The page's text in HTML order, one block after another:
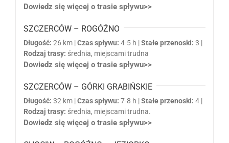
Dowiedz się więcej o trasie spływu>>
SZCZERCÓW – ROGÓŹNO
Długość: 26 km |Czas spływu: 4-5 h |Stałe przenoski: 3 |
Rodzaj trasy: średnia, miejscami trudna
Dowiedz się więcej o trasie spływu>>
SZCZERCÓW – GÓRKI GRABIŃSKIE
Długość: 32 km |Czas spływu: 7-8 h |Stałe przenoski: 4 |
Rodzaj trasy: średnia, miejscami trudna.
Dowiedz się więcej o trasie spływu>>